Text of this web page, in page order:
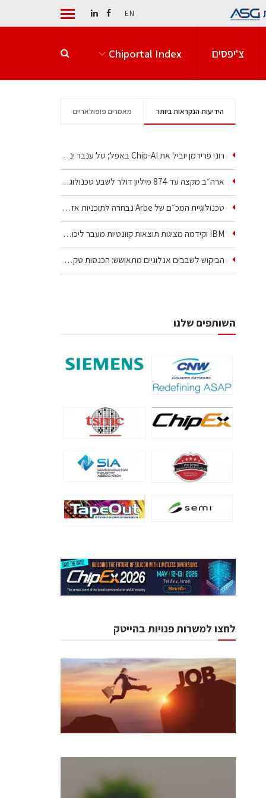
EN
צ'יפסים Chiportal Index
הידיעות הנקראות ביותר מאמרים פופולאריים
רוני פרידמן יוביל את Chip‑AI באפל; טל ענבר ינהל את…
ארה״ב מקצה עד 874 מיליון דולר לשבע טכנולוגיות שבבים…
טכנולוגיית המכ״ם של Arbe נבחרה לתוכניות אזרחיות וביטחוניות
IBM וקידמה מציגות תוצאות קוונטיות מעבר ליכולת…
הביקוש לשבבים אנלוגיים מתאושש: הכנסות טקסס…
השותפים שלנו
לחצו למשרות פנויות בהייטק